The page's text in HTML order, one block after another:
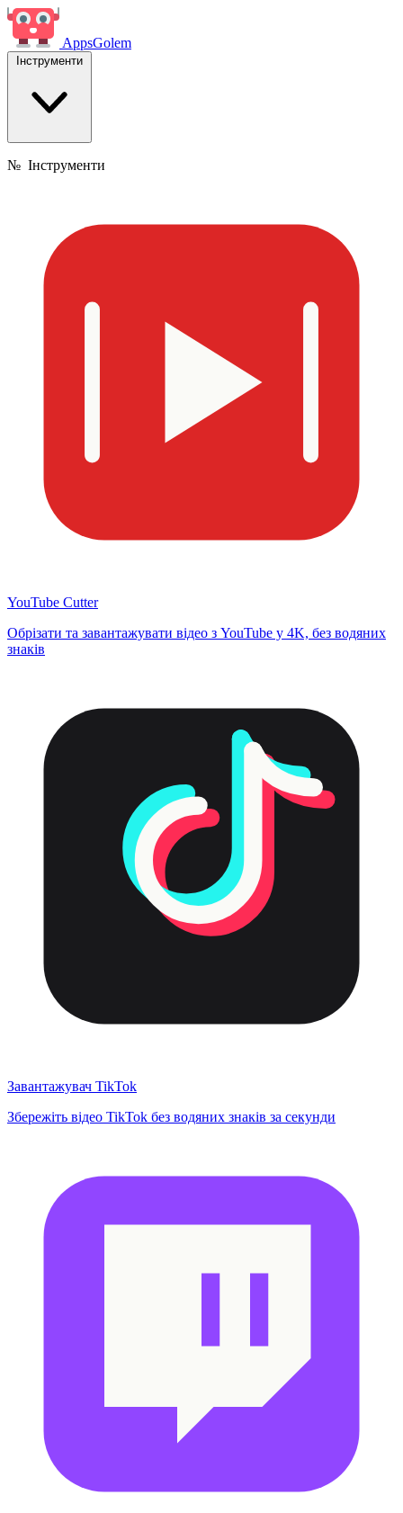
AppsGolem
Інструменти
№ Інструменти
YouTube Cutter
Обрізати та завантажувати відео з YouTube у 4K, без водяних
знаків
Завантажувач TikTok
Збережіть відео TikTok без водяних знаків за секунди